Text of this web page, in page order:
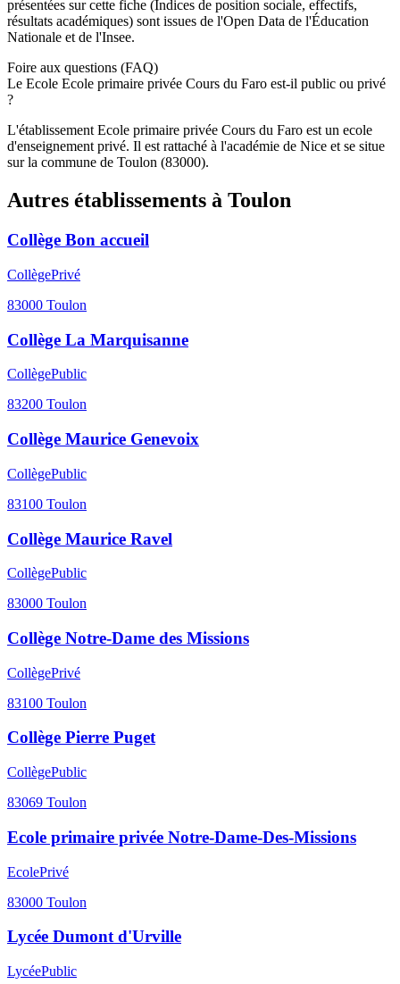
présentées sur cette fiche (Indices de position sociale, effectifs,
résultats académiques) sont issues de l'Open Data de l'Éducation
Nationale et de l'Insee.
Foire aux questions (FAQ)
Le Ecole Ecole primaire privée Cours du Faro est-il public ou privé
?
L'établissement Ecole primaire privée Cours du Faro est un ecole
d'enseignement privé. Il est rattaché à l'académie de Nice et se situe
sur la commune de Toulon (83000).
Autres établissements à Toulon
Collège Bon accueil
CollègePrivé
83000 Toulon
Collège La Marquisanne
CollègePublic
83200 Toulon
Collège Maurice Genevoix
CollègePublic
83100 Toulon
Collège Maurice Ravel
CollègePublic
83000 Toulon
Collège Notre-Dame des Missions
CollègePrivé
83100 Toulon
Collège Pierre Puget
CollègePublic
83069 Toulon
Ecole primaire privée Notre-Dame-Des-Missions
EcolePrivé
83000 Toulon
Lycée Dumont d'Urville
LycéePublic